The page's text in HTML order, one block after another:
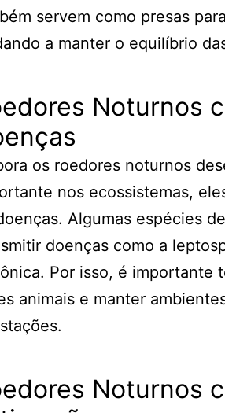
servem como presas
a manter o equilíbrio
Noturnos
os roedores noturnos
nos ecossistemas,
Algumas espécies
doenças como a
Por isso, é importante
animais e manter
Noturnos